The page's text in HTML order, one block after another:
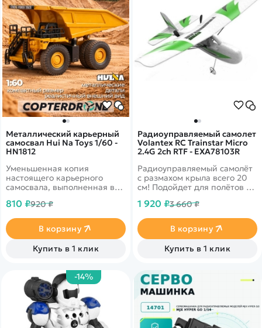
Металлический карьерный
самосвал Hui Na Toys 1/60 -
HN1812
Уменьшенная копия
настоящего карьерного
самосвала, выполненная в
Станет отличным
или её отличным началом!
810 ₽920 ₽
В корзину
Купить в 1 клик
Радиоуправляемый самолет
Volantex RC Trainstar Micro
2.4G 2ch RTF - EXA78103R
Радиоуправляемый самолёт
с размахом крыла всего 20
см! Подойдет для полётов по
сделан самолёт - EPP,
прочный. Каналов
управления - 2.&nbsp;
1 920 ₽3 660 ₽
В корзину
Купить в 1 клик
-14%